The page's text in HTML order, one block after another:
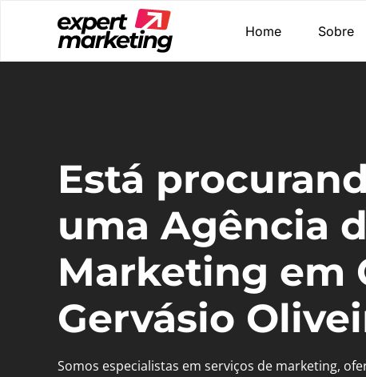
Home Sobre
Está
uma Agência
Marketing em
Gervásio
Somos especialistas em serviços de marketing,